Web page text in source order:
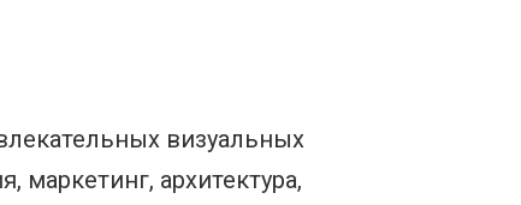
визуальных
маркетинг, архитектура,